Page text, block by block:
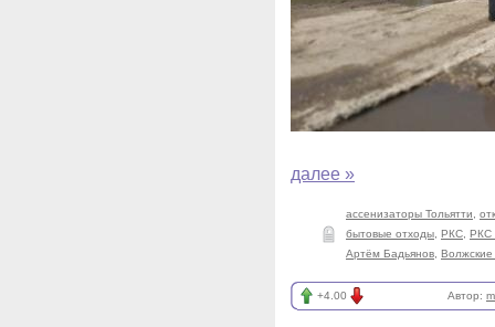
далее »
ассенизаторы Тольятти
бытовые отходы РКС РКС
Артём Бадьянов
+4.00 Автор: